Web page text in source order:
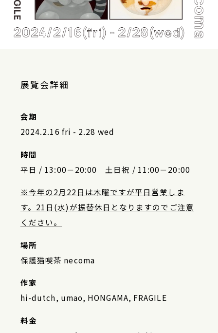
展覧会詳細
会期
2024.2.16 fri - 2.28 wed
時間
平日 / 13:00－20:00 土日祝 / 11:00－20:00
※今年の2月22日は木曜ですが平日営業しま
す。21日(水)が振替休日となりますのでご注意
ください。
場所
保護猫喫茶 necoma
作家
hi-dutch, umao, HONGAMA, FRAGILE
料金